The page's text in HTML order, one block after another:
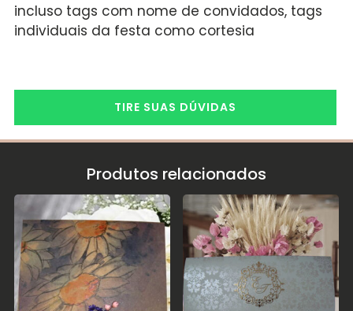
incluso tags com nome de convidados, tags
individuais da festa como cortesia
TIRE SUAS DÚVIDAS
Produtos relacionados